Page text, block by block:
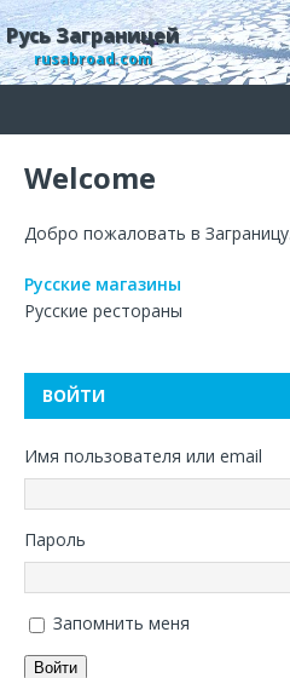
Русь Заграницей
rusabroad.com
Welcome
Добро пожаловать в Заграницу.
Русские магазины
Русские рестораны
ВОЙТИ
Имя пользователя или email
Пароль
Запомнить меня
Войти